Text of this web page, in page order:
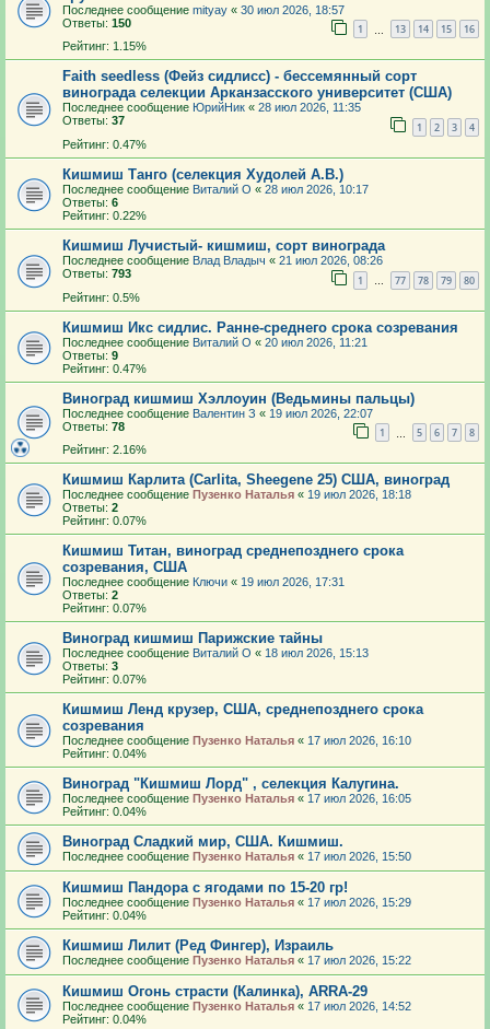
Последнее сообщение mityay « 30 июл 2026, 18:57
Ответы: 150 1 13 14 15 16
Рейтинг: 1.15%
Faith seedless (Фейз сидлисс) - бессемянный сорт
винограда селекции Арканзасского университет (США)
Последнее сообщение ЮрийНик « 28 июл 2026, 11:35
Ответы: 37 1 2 3 4
Рейтинг: 0.47%
Кишмиш Танго (селекция Худолей А.В.)
Последнее сообщение Виталий О « 28 июл 2026, 10:17
Ответы: 6
Рейтинг: 0.22%
Кишмиш Лучистый- кишмиш, сорт винограда
Последнее сообщение Влад Владыч « 21 июл 2026, 08:26
Ответы: 793 1 77 78 79 80
Рейтинг: 0.5%
Кишмиш Икс сидлис. Ранне-среднего срока созревания
Последнее сообщение Виталий О « 20 июл 2026, 11:21
Ответы: 9
Рейтинг: 0.47%
Виноград кишмиш Хэллоуин (Ведьмины пальцы)
Последнее сообщение Валентин З « 19 июл 2026, 22:07
Ответы: 78 1 5 6 7 8
Рейтинг: 2.16%
Кишмиш Карлита (Carlita, Sheegene 25) США, виноград
Последнее сообщение Пузенко Наталья « 19 июл 2026, 18:18
Ответы: 2
Рейтинг: 0.07%
Кишмиш Титан, виноград среднепозднего срока
созревания, США
Последнее сообщение Ключи « 19 июл 2026, 17:31
Ответы: 2
Рейтинг: 0.07%
Виноград кишмиш Парижские тайны
Последнее сообщение Виталий О « 18 июл 2026, 15:13
Ответы: 3
Рейтинг: 0.07%
Кишмиш Ленд крузер, США, среднепозднего срока
созревания
Последнее сообщение Пузенко Наталья « 17 июл 2026, 16:10
Рейтинг: 0.04%
Виноград "Кишмиш Лорд" , селекция Калугина.
Последнее сообщение Пузенко Наталья « 17 июл 2026, 16:05
Рейтинг: 0.04%
Виноград Сладкий мир, США. Кишмиш.
Последнее сообщение Пузенко Наталья « 17 июл 2026, 15:50
Кишмиш Пандора с ягодами по 15-20 гр!
Последнее сообщение Пузенко Наталья « 17 июл 2026, 15:29
Рейтинг: 0.04%
Кишмиш Лилит (Ред Фингер), Израиль
Последнее сообщение Пузенко Наталья « 17 июл 2026, 15:22
Кишмиш Огонь страсти (Калинка), ARRA-29
Последнее сообщение Пузенко Наталья « 17 июл 2026, 14:52
Рейтинг: 0.04%